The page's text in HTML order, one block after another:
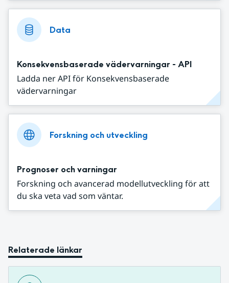
Data
Konsekvensbaserade vädervarningar - API
Ladda ner API för Konsekvensbaserade
vädervarningar
Forskning och utveckling
Prognoser och varningar
Forskning och avancerad modellutveckling för att
du ska veta vad som väntar.
Relaterade länkar